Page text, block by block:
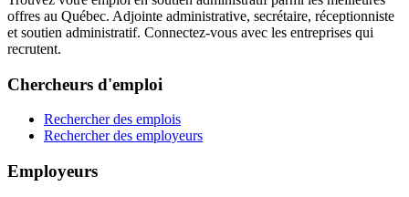
offres au Québec. Adjointe administrative, secrétaire, réceptionniste
et soutien administratif. Connectez-vous avec les entreprises qui
recrutent.
Chercheurs d'emploi
Rechercher des emplois
Rechercher des employeurs
Employeurs